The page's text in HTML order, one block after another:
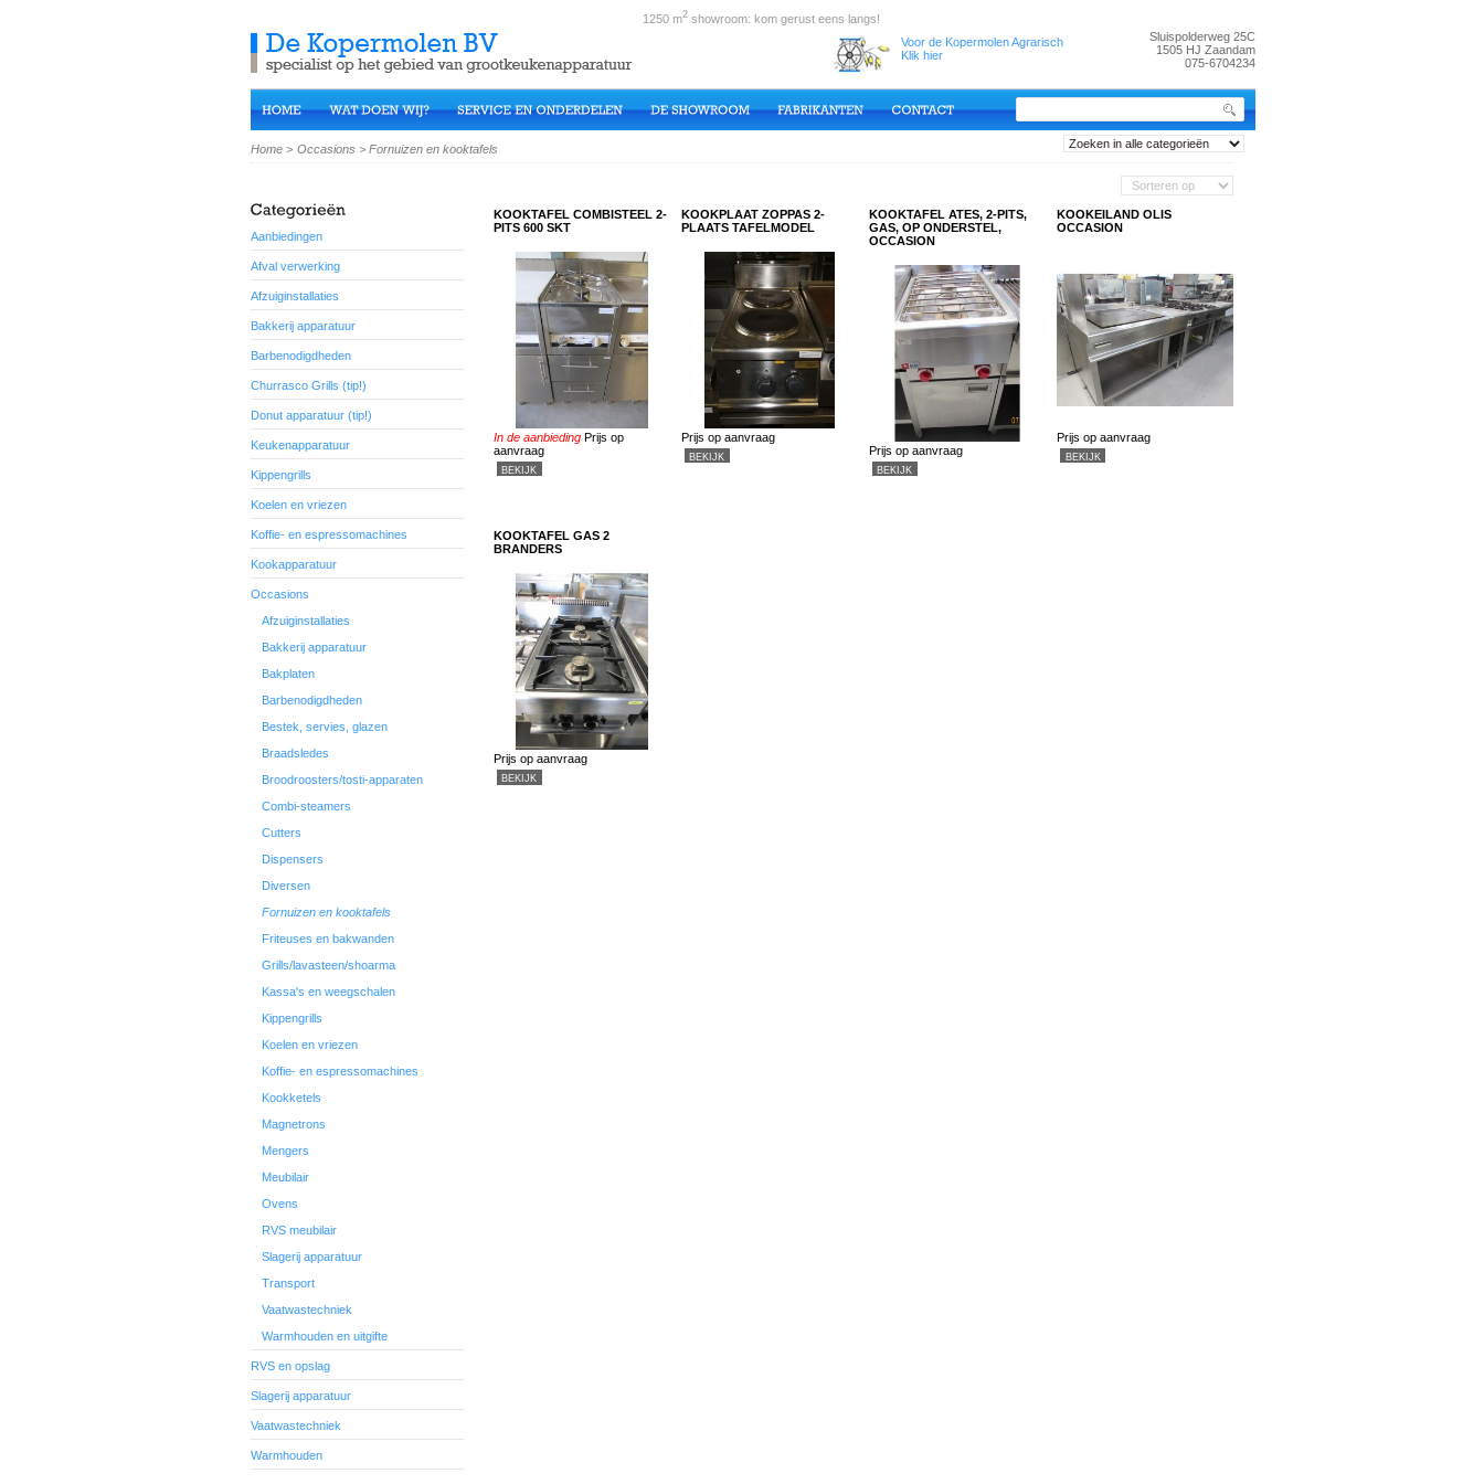
Voor de Kopermolen Agrarisch
Klik hier
Sluispolderweg 25C
1505 HJ Zaandam
075-6704234
1250 m2 showroom: kom gerust eens langs!
Home > Occasions > Fornuizen en kooktafels
KOOKTAFEL COMBISTEEL 2-
PITS 600 SKT
In de aanbieding Prijs op
aanvraag
BEKIJK
KOOKPLAAT ZOPPAS 2-
PLAATS TAFELMODEL
Prijs op aanvraag
BEKIJK
KOOKTAFEL ATES, 2-PITS,
GAS, OP ONDERSTEL,
OCCASION
Prijs op aanvraag
BEKIJK
KOOKEILAND OLIS
OCCASION
Prijs op aanvraag
BEKIJK
KOOKTAFEL GAS 2
BRANDERS
Prijs op aanvraag
BEKIJK
Aanbiedingen
Afval verwerking
Afzuiginstallaties
Bakkerij apparatuur
Barbenodigdheden
Churrasco Grills (tip!)
Donut apparatuur (tip!)
Keukenapparatuur
Kippengrills
Koelen en vriezen
Koffie- en espressomachines
Kookapparatuur
Occasions
Afzuiginstallaties
Bakkerij apparatuur
Bakplaten
Barbenodigdheden
Bestek, servies, glazen
Braadsledes
Broodroosters/tosti-apparaten
Combi-steamers
Cutters
Dispensers
Diversen
Fornuizen en kooktafels
Friteuses en bakwanden
Grills/lavasteen/shoarma
Kassa's en weegschalen
Kippengrills
Koelen en vriezen
Koffie- en espressomachines
Kookketels
Magnetrons
Mengers
Meubilair
Ovens
RVS meubilair
Slagerij apparatuur
Transport
Vaatwastechniek
Warmhouden en uitgifte
RVS en opslag
Slagerij apparatuur
Vaatwastechniek
Warmhouden